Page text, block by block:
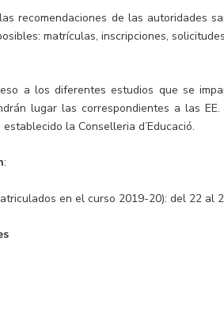
recomendaciones de las autoridades
matrículas, inscripciones,
a los diferentes estudios que se
lugar las correspondientes a las
la Conselleria d’Educació.
:
en el curso 2019-20): del 22 al